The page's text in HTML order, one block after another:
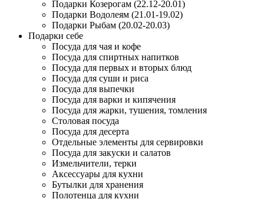
Подарки Козерогам (22.12-20.01)
Подарки Водолеям (21.01-19.02)
Подарки Рыбам (20.02-20.03)
Подарки себе
Посуда для чая и кофе
Посуда для спиртных напитков
Посуда для первых и вторых блюд
Посуда для суши и риса
Посуда для выпечки
Посуда для варки и кипячения
Посуда для жарки, тушения, томления
Столовая посуда
Посуда для десерта
Отдельные элементы для сервировки
Посуда для закуски и салатов
Измельчители, терки
Аксессуары для кухни
Бутылки для хранения
Полотенца для кухни